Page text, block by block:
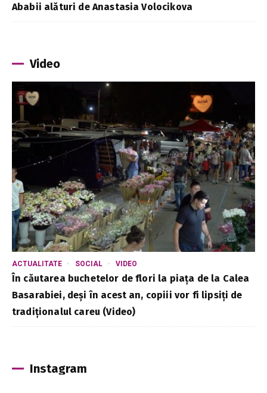
Ababii alături de Anastasia Volocikova
Video
ACTUALITATE SOCIAL VIDEO
În căutarea buchetelor de flori la piața de la Calea
Basarabiei, deși în acest an, copiii vor fi lipsiți de
tradiționalul careu (Video)
Instagram